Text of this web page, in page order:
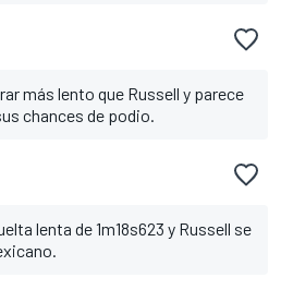
más lento que Russell y parece
chances de podio.
lenta de 1m18s623 y Russell se